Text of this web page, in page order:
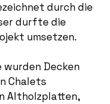
durch die
durfte die
umsetzen.
Decken
Chalets
Altholzplatten,